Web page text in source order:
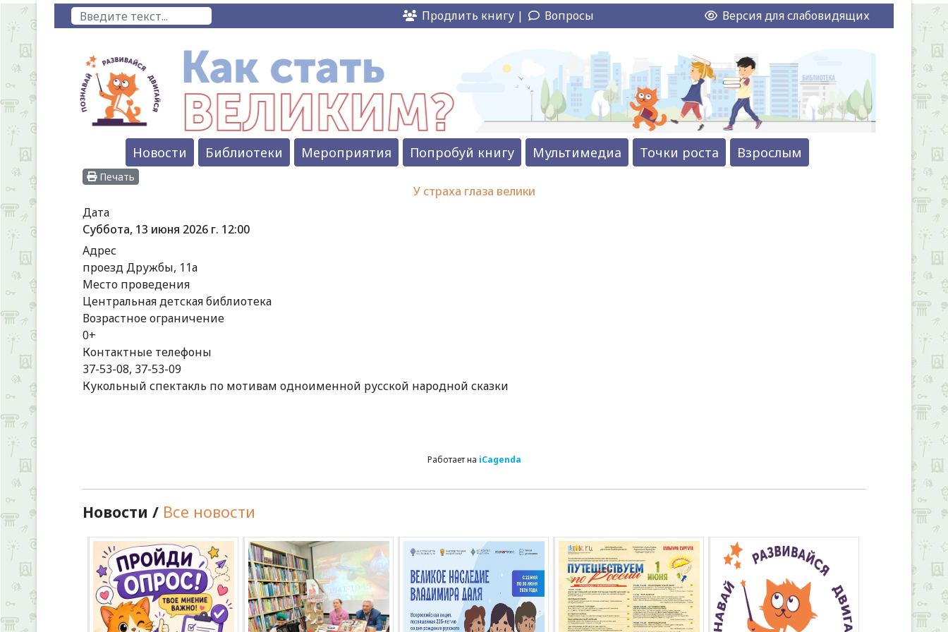
Поиск Продлить книгу | Вопросы Версия для слабовидящих
Новости Библиотеки Мероприятия Попробуй книгу Мультимедиа Точки роста Взрослым
Печать
У страха глаза велики
Дата
Суббота, 13 июня 2026 г. 12:00
Адрес
проезд Дружбы, 11а
Место проведения
Центральная детская библиотека
Возрастное ограничение
0+
Контактные телефоны
37-53-08, 37-53-09
Кукольный спектакль по мотивам одноименной русской народной сказки
Работает на iCagenda
Новости / Все новости